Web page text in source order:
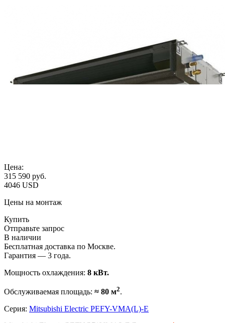
Цена:
315 590 руб.
4046 USD
Цены на монтаж
Купить
Отправьте запрос
В наличии
Бесплатная доставка по Москве.
Гарантия — 3 года.
Мощность охлаждения: 8 кВт.
Обслуживаемая площадь: ≈ 80 м2.
Серия: Mitsubishi Electric PEFY-VMA(L)-E